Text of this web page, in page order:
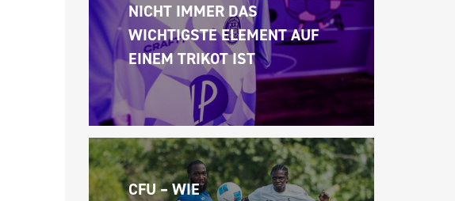
NICHT IMMER DAS
WICHTIGSTE ELEMENT AUF
EINEM TRIKOT IST
CFU – WIE